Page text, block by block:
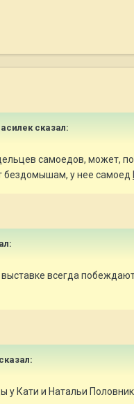
сказал:
самоедов, может,
бездомышам, у нее самоед
всегда
сказал:
у Кати и Натальи